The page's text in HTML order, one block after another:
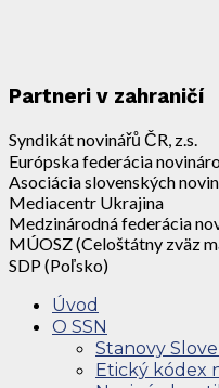
Partneri v zahraničí
Syndikát novinářů ČR, z.s.
Európska federácia
Asociácia slovenských
Mediacentr Ukrajina
Medzinárodná federácia
MÚOSZ (Celoštátny zväz
SDP (Poľsko)
Úvod
O SSN
Stanovy
Etický kódex